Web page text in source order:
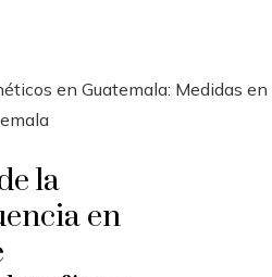
en Guatemala: Medidas en
la
en